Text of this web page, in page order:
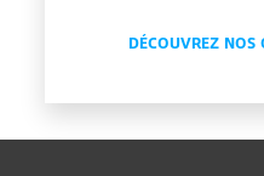
DÉCOUVREZ NOS